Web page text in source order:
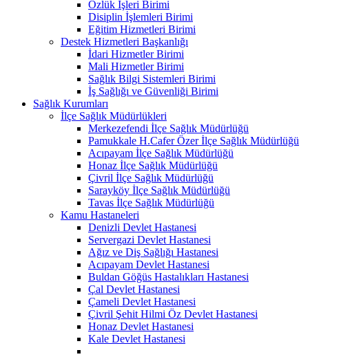
Özlük İşleri Birimi
Disiplin İşlemleri Birimi
Eğitim Hizmetleri Birimi
Destek Hizmetleri Başkanlığı
İdari Hizmetler Birimi
Mali Hizmetler Birimi
Sağlık Bilgi Sistemleri Birimi
İş Sağlığı ve Güvenliği Birimi
Sağlık Kurumları
İlçe Sağlık Müdürlükleri
Merkezefendi İlçe Sağlık Müdürlüğü
Pamukkale H.Cafer Özer İlçe Sağlık Müdürlüğü
Acıpayam İlçe Sağlık Müdürlüğü
Honaz İlçe Sağlık Müdürlüğü
Çivril İlçe Sağlık Müdürlüğü
Sarayköy İlçe Sağlık Müdürlüğü
Tavas İlçe Sağlık Müdürlüğü
Kamu Hastaneleri
Denizli Devlet Hastanesi
Servergazi Devlet Hastanesi
Ağız ve Diş Sağlığı Hastanesi
Acıpayam Devlet Hastanesi
Buldan Göğüs Hastalıkları Hastanesi
Çal Devlet Hastanesi
Çameli Devlet Hastanesi
Çivril Şehit Hilmi Öz Devlet Hastanesi
Honaz Devlet Hastanesi
Kale Devlet Hastanesi